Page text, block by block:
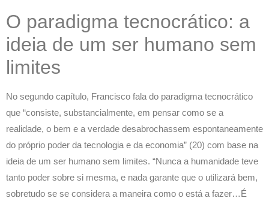
O paradigma tecnocrático: a
ideia de um ser humano sem
limites
No segundo capítulo, Francisco fala do paradigma tecnocrático
que “consiste, substancialmente, em pensar como se a
realidade, o bem e a verdade desabrochassem espontaneamente
do próprio poder da tecnologia e da economia” (20) com base na
ideia de um ser humano sem limites. “Nunca a humanidade teve
tanto poder sobre si mesma, e nada garante que o utilizará bem,
sobretudo se se considera a maneira como o está a fazer…É